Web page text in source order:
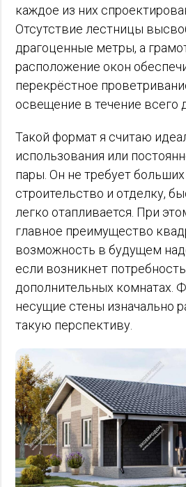
каждое из них
Отсутствие лестницы
драгоценные метры, а
расположение окон
перекрёстное
освещение в течение всего
Такой формат я считаю
использования или
пары. Он не требует
строительство и отделку,
легко отапливается. При
главное преимущество
возможность в будущем
если возникнет
дополнительных комнатах.
несущие стены изначально
такую перспективу.